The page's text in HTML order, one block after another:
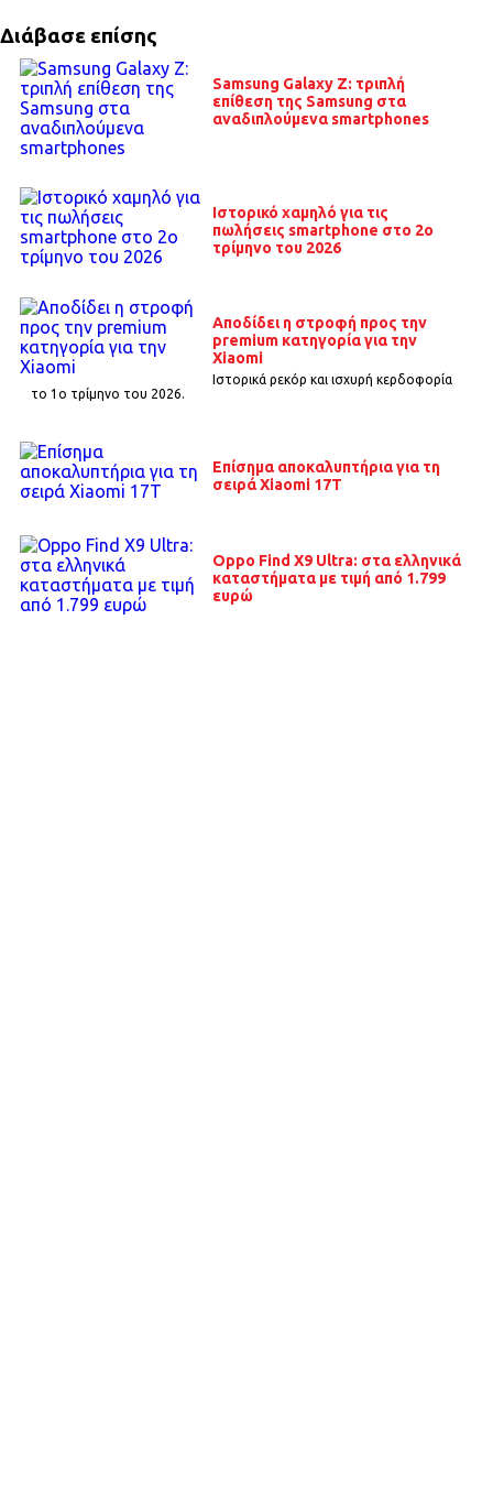
Διάβασε επίσης
Samsung Galaxy Z: τριπλή
επίθεση της Samsung στα
αναδιπλούμενα smartphones
Ιστορικό χαμηλό για τις
πωλήσεις smartphone στο 2ο
τρίμηνο του 2026
Αποδίδει η στροφή προς την
premium κατηγορία για την
Xiaomi
Ιστορικά ρεκόρ και ισχυρή κερδοφορία
το 1o τρίμηνο του 2026.
Επίσημα αποκαλυπτήρια για τη
σειρά Xiaomi 17T
Oppo Find X9 Ultra: στα ελληνικά
καταστήματα με τιμή από 1.799
ευρώ